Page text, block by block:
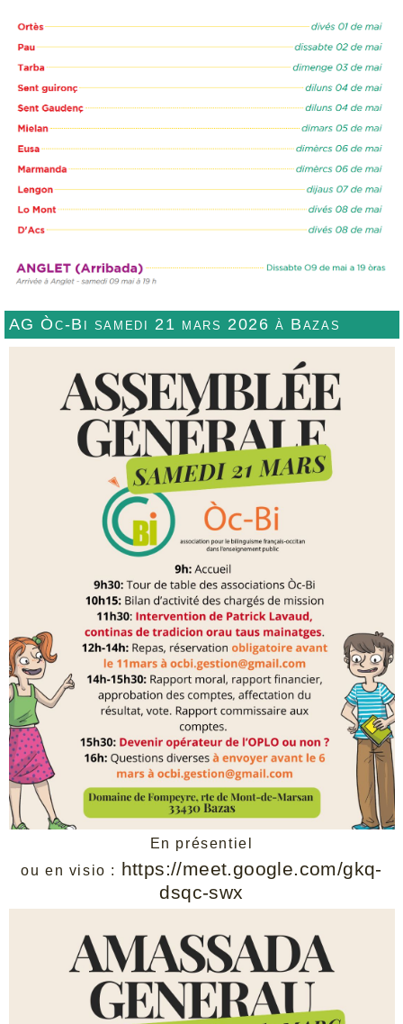
AG Òc-Bi samedi 21 mars 2026 à Bazas
En présentiel
ou en visio : https://meet.google.com/gkq-
dsqc-swx